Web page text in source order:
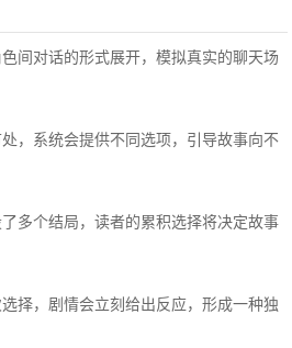
间对话的形式展开，模拟真实的聊天场
，系统会提供不同选项，引导故事向不
多个结局，读者的累积选择将决定故事
择，剧情会立刻给出反应，形成一种独